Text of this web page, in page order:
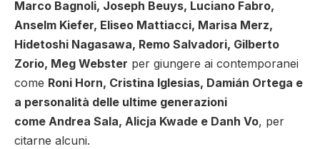
Marco Bagnoli, Joseph Beuys, Luciano Fabro,
Anselm Kiefer, Eliseo Mattiacci, Marisa Merz,
Hidetoshi Nagasawa, Remo Salvadori, Gilberto
Zorio, Meg Webster per giungere ai contemporanei
come Roni Horn, Cristina Iglesias, Damián Ortega e
a personalità delle ultime generazioni
come Andrea Sala, Alicja Kwade e Danh Vo, per
citarne alcuni.